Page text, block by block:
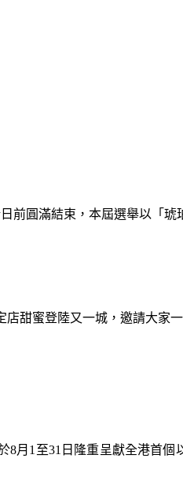
前圓滿結束，本屆選舉以「
月1至31日隆重呈獻全港首
甜蜜登陸又一城，邀請大